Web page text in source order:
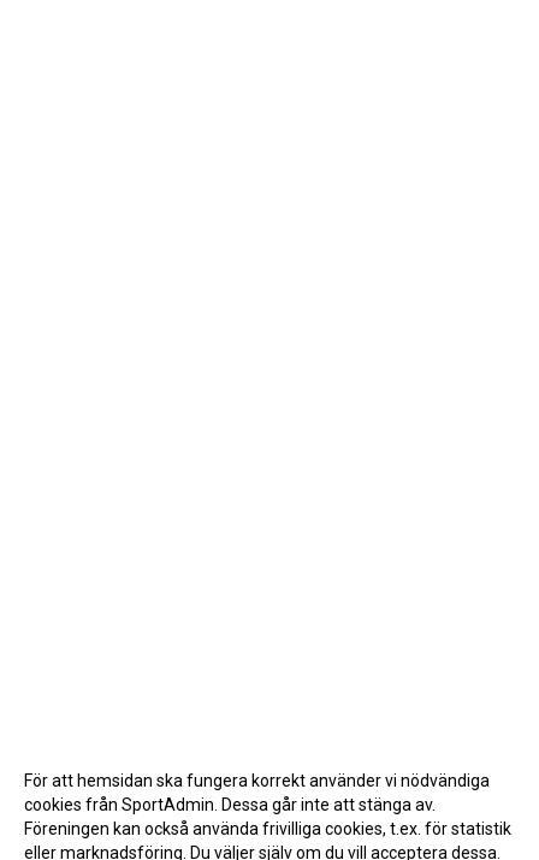
För att hemsidan ska fungera korrekt använder vi nödvändiga
cookies från SportAdmin. Dessa går inte att stänga av.
Föreningen kan också använda frivilliga cookies, t.ex. för statistik
eller marknadsföring. Du väljer själv om du vill acceptera dessa.